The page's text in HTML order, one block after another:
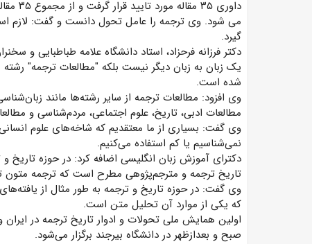
می شود. وی ترجمه را عامل تحول دانست و گفت: لازم
گیرد.
دکتر فرزانه فرحزاد، استاد دانشگاه علامه طباطبایی و
یک زبان به زبان دیگر نیست بلکه "مطالعات ترجمه"
شده است.
وی افزود: مطالعات ترجمه از سایر رشته‌ها مانند
مطالعات ادبی، تاریخ، علوم اجتماعی، مردم‌شناسی و
وی گفت: بسیاری از ما معتقدیم که شاخه‌های علوم
نمی‌شناسیم یا کم استفاده می‌کنیم.
دکترای آموزش زبان انگلیسی اضافه کرد: در حوزه تاریخ
تاریخ ترجمه و مترجم‌پژوهی مطرح است که ترجمه متون
وی گفت: در حوزه تاریخ و ترجمه به طور مثال از
که یکی از موارد آن تحلیل متن است.
اولین همایش ملی تحولات و ادوار تاریخ ترجمه در
صبح و بعدازظهر در دانشگاه بیرجند برگزار می‌شود.